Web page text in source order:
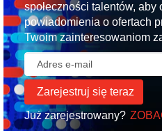
społeczności talentów, aby
powiadomienia o ofertach
Twoim zainteresowaniom
Już zarejestrowany?